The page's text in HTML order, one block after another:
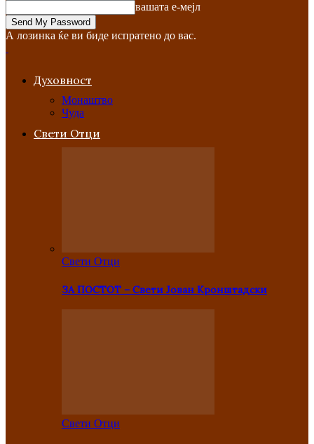
вашата е-мејл
А лозинка ќе ви биде испратено до вас.
Духовност
Монаштво
Чуда
Свети Отци
Свети Отци
ЗА ПОСТОТ – Свети Јован Кронштадски
Свети Отци